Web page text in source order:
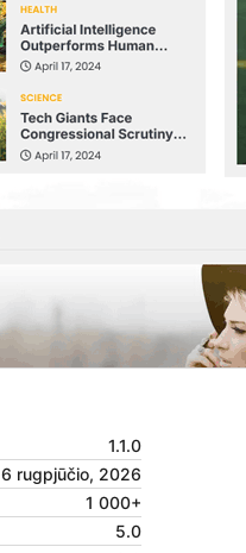
1.1.0
6 rugpjūčio, 2026
1 000+
5.0